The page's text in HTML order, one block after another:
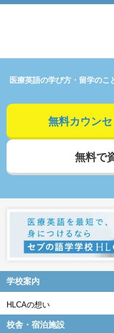
医療英語の学び方・留学のこ
無料カウン
無料で
学校案内
HLCAの想い
校舎・宿泊施設